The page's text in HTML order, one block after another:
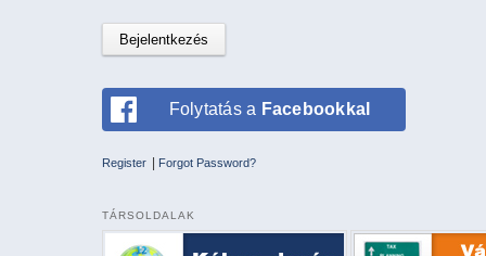
Folytatás a Facebookkal
Register Forgot Password?
TÁRSOLDALAK